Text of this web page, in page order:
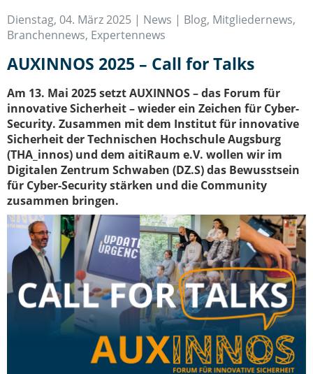
Start-Up Augsburg
Dienstag, 04. März 2025 | News | Blog, Mitgliedernews,
Branchennews, Expertennews
AUXINNOS 2025 – Call for Talks
Am 13. Mai 2025 setzt AUXINNOS – das Forum für
innovative Sicherheit – wieder ein Zeichen für Cyber-
Security. Zusammen mit dem Institut für innovative
Sicherheit der Technischen Hochschule Augsburg
(THA_innos) und dem aitiRaum e.V. wollen wir im
Digitalen Zentrum Schwaben (DZ.S) das Bewusstsein
für Cyber-Security stärken und die Community
zusammen bringen.